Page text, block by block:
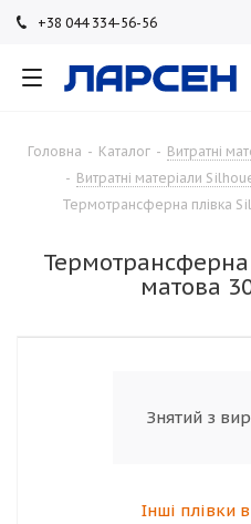
+38 044 334-56-56
+38 044 334-56-56
Головна - Каталог - Витратні
- Витратні матеріали
Термотрансферна плівка
матова
Знятий з
Інші плівки